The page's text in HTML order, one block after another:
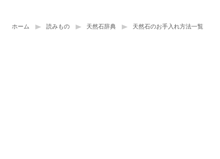
ホーム 読みもの 天然石辞典 天然石のお手入れ方法一覧